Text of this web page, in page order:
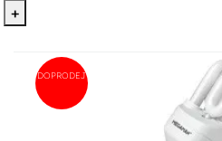
+
DOPRODEJ